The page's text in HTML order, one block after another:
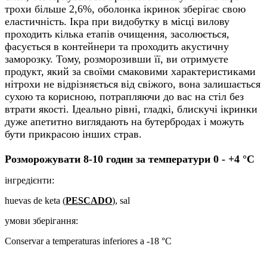
трохи більше 2,6%, оболонка ікринок зберігає свою
еластичність. Ікра при видобутку в місці вилову
проходить кілька етапів очищення, засолюється,
фасується в контейнери та проходить акустичну
заморозку. Тому, розморозивши її, ви отримуєте
продукт, який за своїми смаковими характеристиками
нітрохи не відрізняється від свіжого, вона залишається
сухою та корисною, потрапляючи до вас на стіл без
втрати якості. Ідеально рівні, гладкі, блискучі ікринки
дуже апетитно виглядають на бутербродах і можуть
бути прикрасою інших страв.
Розморожувати 8-10 годин за температури 0 - +4 °С
інгредієнти:
huevas de keta (PESCADO), sal
умови зберігання:
Conservar a temperaturas inferiores a -18 °C